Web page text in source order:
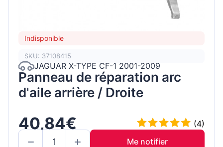
Indisponible
SKU: 37108415
JAGUAR X-TYPE CF-1 2001-2009
Panneau de réparation arc
d'aile arrière / Droite
40,84€
(4)
Me notifier